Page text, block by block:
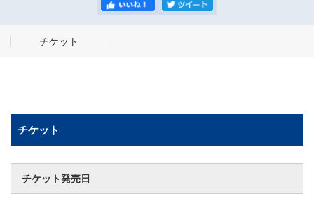
チケット
チケット
チケット発売日